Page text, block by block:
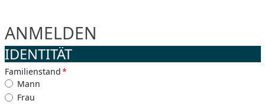
ANMELDEN
IDENTITÄT
Familienstand*
Mann
Frau